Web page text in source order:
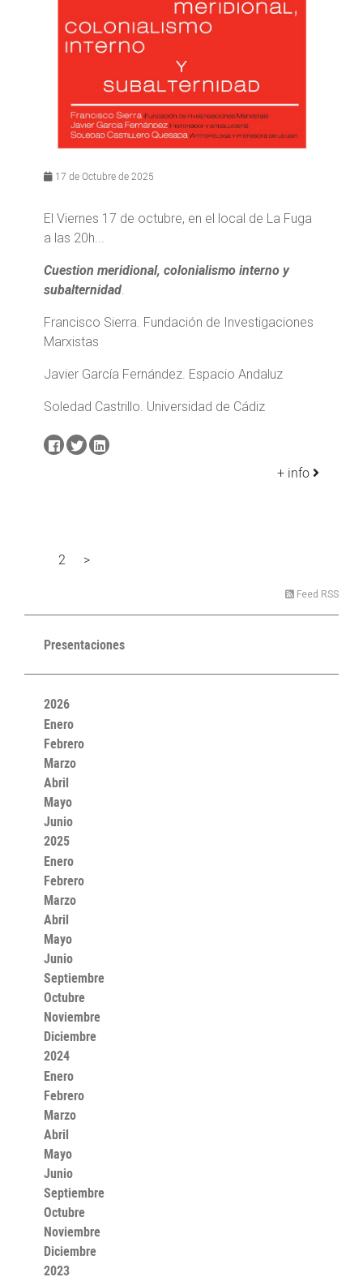
17 de Octubre de 2025
El Viernes 17 de octubre, en el local de La Fuga
a las 20h...
Cuestion meridional, colonialismo interno y
subalternidad
Francisco Sierra. Fundación de Investigaciones
Marxistas
Javier García Fernández. Espacio Andaluz
Soledad Castrillo. Universidad de Cádiz
+ info
2 >
Feed RSS
Presentaciones
2026
Enero
Febrero
Marzo
Abril
Mayo
Junio
2025
Enero
Febrero
Marzo
Abril
Mayo
Junio
Septiembre
Octubre
Noviembre
Diciembre
2024
Enero
Febrero
Marzo
Abril
Mayo
Junio
Septiembre
Octubre
Noviembre
Diciembre
2023